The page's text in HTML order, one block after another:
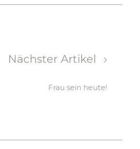
Nächster Artikel
Frau sein heute!